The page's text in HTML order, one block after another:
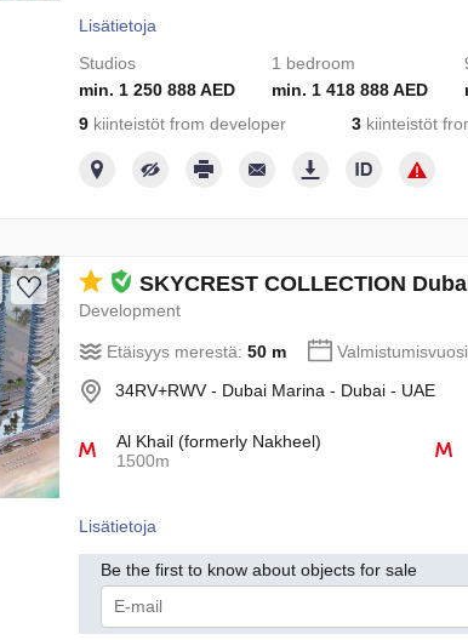
Lisätietoja
Studios
min. 1 250 888 AED
1 bedroom
min. 1 418 888 AED
9kiinteistöt from developer 3kiinteistöt
SKYCREST COLLECTION
Development
Etäisyys merestä: 50 m
34RV+RWV - Dubai Marina - Dubai - UAE
Al Khail (formerly Nakheel)
1500m
Lisätietoja
Be the first to know about objects for sale